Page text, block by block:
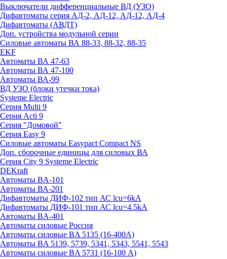
Выключатели дифференциальные ВД (УЗО)
Дифавтоматы серия АД-2, АД-12, АД-12, АД-4
Дифавтоматы (АВДТ)
Доп. устройства модульной серии
Силовые автоматы ВА 88-33, 88-32, 88-35
EKF
Автоматы ВА 47-63
Автоматы ВА 47-100
Автоматы ВА-99
ВД УЗО (блоки утечки тока)
Systeme Electric
Серия Multi 9
Серия Acti 9
Серия "Домовой"
Серия Easy 9
Силовые автоматы Easypact Compact NS
Доп. сборочные единицы для силовых ВА
Серия City 9 Systeme Electric
DEKraft
Автоматы BA-101
Автоматы ВА-201
Дифавтоматы ДИФ-102 тип АС lcu=6kA
Дифавтоматы ДИФ-101 тип АС lcu=4.5kA
Автоматы BA-401
Автоматы силовые Россия
Автоматы силовые BA 5135 (16-400А)
Автоматы BA 5139, 5739, 5341, 5343, 5541, 5543
Автоматы силовые BA 5731 (16-100 А)